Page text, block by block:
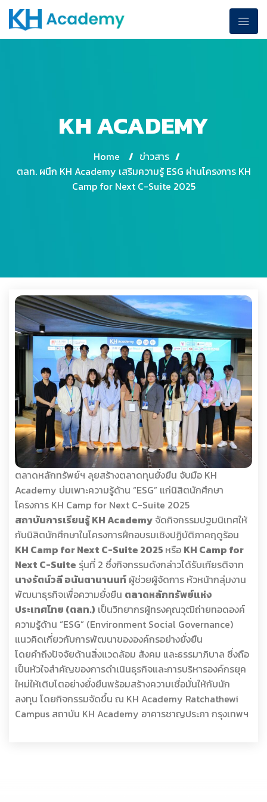
KH ACADEMY
Home / ข่าวสาร /
ตลท. ผนึก KH Academy เสริมความรู้ ESG ผ่านโครงการ KH
Camp for Next C-Suite 2025
ตลาดหลักทรัพย์ฯ ลุยสร้างตลาดทุนยั่งยืน จับมือ KH
Academy บ่มเพาะความรู้ด้าน “ESG” แก่นิสิตนักศึกษา
โครงการ KH Camp for Next C-Suite 2025
สถาบันการเรียนรู้ KH Academy จัดกิจกรรมปฐมนิเทศให้
กับนิสิตนักศึกษาในโครงการฝึกอบรมเชิงปฏิบัติภาคฤดูร้อน
KH Camp for Next C-Suite 2025 หรือ KH Camp for
Next C-Suite รุ่นที่ 2 ซึ่งกิจกรรมดังกล่าวได้รับเกียรติจาก
นางรัตน์วลี อนันตานานนท์ ผู้ช่วยผู้จัดการ หัวหน้ากลุ่มงาน
พัฒนาธุรกิจเพื่อความยั่งยืน ตลาดหลักทรัพย์แห่ง
ประเทศไทย (ตลท.) เป็นวิทยากรผู้ทรงคุณวุฒิถ่ายทอดองค์
ความรู้ด้าน “ESG” (Environment Social Governance)
แนวคิดเกี่ยวกับการพัฒนาขององค์กรอย่างยั่งยืน
โดยคำถึงปัจจัยด้านสิ่งแวดล้อม สังคม และธรรมาภิบาล ซึ่งถือ
เป็นหัวใจสำคัญของการดำเนินธุรกิจและการบริหารองค์กรยุค
ใหม่ให้เติบโตอย่างยั่งยืนพร้อมสร้างความเชื่อมั่นให้กับนัก
ลงทุน โดยกิจกรรมจัดขึ้น ณ KH Academy Ratchathewi
Campus สถาบัน KH Academy อาคารชาญประภา กรุงเทพฯ